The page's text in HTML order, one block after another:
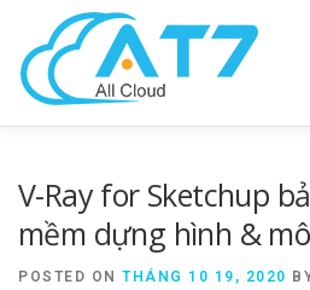
V-Ray for Sketchup
mềm dựng hình &
POSTED ON THÁNG 10 19, 2020